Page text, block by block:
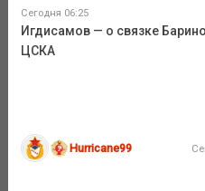
Сегодня 06:25
Игдисамов — о связке
ЦСКА
Hurricane99